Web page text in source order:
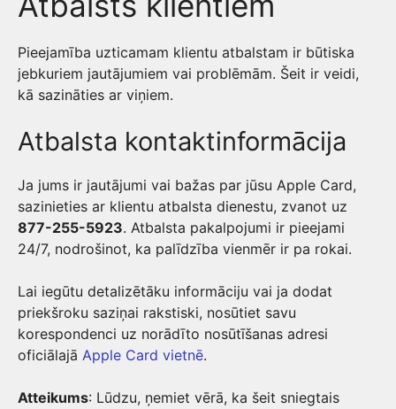
Pieejamība uzticamam klientu atbalstam ir būtiska
jebkuriem jautājumiem vai problēmām. Šeit ir veidi,
kā sazināties ar viņiem.
Atbalsta kontaktinformācija
Ja jums ir jautājumi vai bažas par jūsu Apple Card,
sazinieties ar klientu atbalsta dienestu, zvanot uz
877-255-5923. Atbalsta pakalpojumi ir pieejami
24/7, nodrošinot, ka palīdzība vienmēr ir pa rokai.
Lai iegūtu detalizētāku informāciju vai ja dodat
priekšroku saziņai rakstiski, nosūtiet savu
korespondenci uz norādīto nosūtīšanas adresi
oficiālajā Apple Card vietnē.
Atteikums: Lūdzu, ņemiet vērā, ka šeit sniegtais